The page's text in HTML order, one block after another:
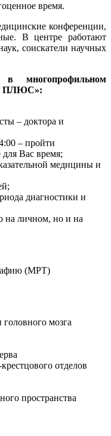
время.
конференции,
В центре работают
соискатели научных
многопрофильном
ПЛЮС»:
– доктора и
– пройти
Вас время;
медицины и
диагностики и
на личном, но и на
(МРТ)
головного мозга
отделов
пространства